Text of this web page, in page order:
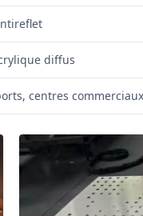
diffus
centres